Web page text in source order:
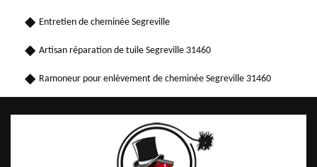
Entretien de cheminée Segreville
Artisan réparation de tuile Segreville 31460
Ramoneur pour enlèvement de cheminée Segreville 31460